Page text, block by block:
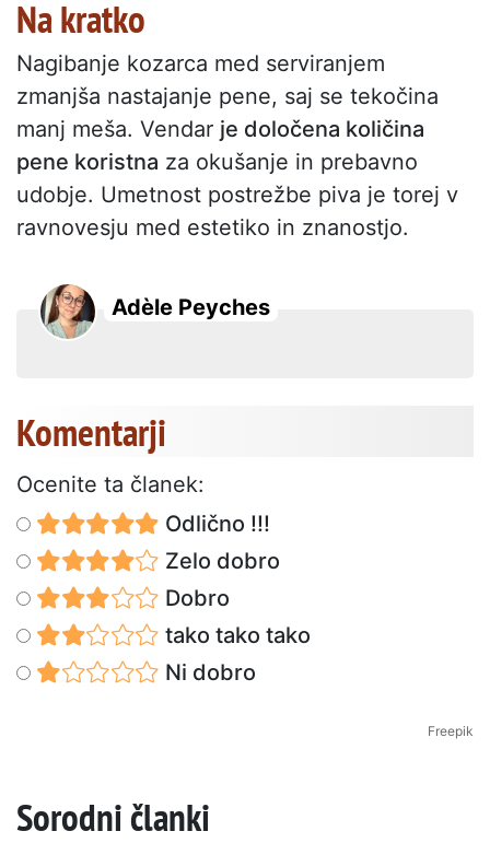
Na kratko
Nagibanje kozarca med serviranjem
zmanjša nastajanje pene, saj se tekočina
manj meša. Vendar je določena količina
pene koristna za okušanje in prebavno
udobje. Umetnost postrežbe piva je torej v
ravnovesju med estetiko in znanostjo.
Adèle Peyches
Komentarji
Ocenite ta članek:
Odlično !!!
Zelo dobro
Dobro
tako tako tako
Ni dobro
Freepik
Sorodni članki